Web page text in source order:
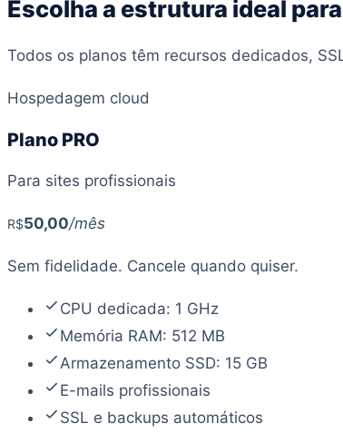
Escolha a estrutura ideal
Todos os planos têm recursos dedicados,
Hospedagem cloud
Plano PRO
Para sites profissionais
R$50,00/mês
Sem fidelidade. Cancele quando quiser.
CPU dedicada: 1 GHz
Memória RAM: 512 MB
Armazenamento SSD: 15 GB
E-mails profissionais
SSL e backups automáticos